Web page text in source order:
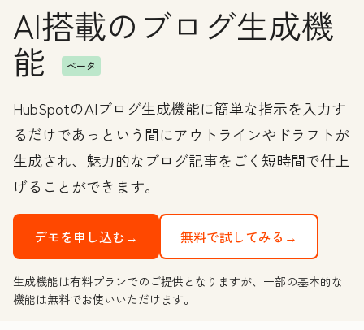
AI搭載のブログ生成機
能 ベータ
HubSpotのAIブログ生成機能に簡単な指示を入力す
るだけであっという間にアウトラインやドラフトが
生成され、魅力的なブログ記事をごく短時間で仕上
げることができます。
デモを申し込む→ 無料で試してみる→
生成機能は有料プランでのご提供となりますが、一部の基本的な
機能は無料でお使いいただけます。